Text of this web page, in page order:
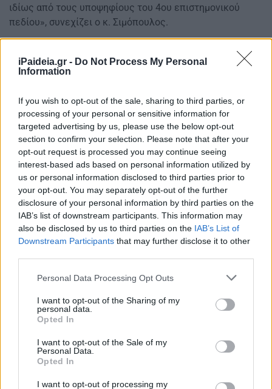
iPaideia.gr - Do Not Process My Personal
Information
If you wish to opt-out of the sale, sharing to third parties, or
processing of your personal or sensitive information for
targeted advertising by us, please use the below opt-out
section to confirm your selection. Please note that after your
opt-out request is processed you may continue seeing
interest-based ads based on personal information utilized by
us or personal information disclosed to third parties prior to
your opt-out. You may separately opt-out of the further
disclosure of your personal information by third parties on the
IAB’s list of downstream participants. This information may
also be disclosed by us to third parties on the IAB’s List of
Downstream Participants that may further disclose it to other
Please note that this website/app uses one or more Google
not limited to your visit or usage behaviour. You may click to
grant or deny consent to Google and its third-party tags to
use your data for below specified purposes in below Google
consent section.
Personal Data Processing Opt Outs
I want to opt-out of the Sharing of my
personal data.
Opted In
I want to opt-out of the Sale of my
Personal Data.
Opted In
I want to opt-out of processing my
ιδίως από τους υποψηφίους του 4ου επιστημονικού
πεδίου», συνεχίζει ο κ. Σιμόπουλος.